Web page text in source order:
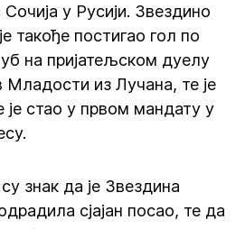
у Русији. Звездино
такође постигао гол по
на пријатељском дуелу
Младости из Лучана, те је
је стао у првом мандату у
знак да је Звездина
сјајан посао, те да